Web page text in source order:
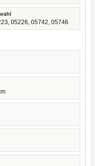
05226, 05742, 05746